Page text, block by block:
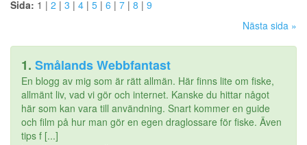
Sida: 1 | 2 | 3 | 4 | 5 | 6 | 7 | 8 | 9
Nästa sida »
1. Smålands Webbfantast
En blogg av mig som är rätt allmän. Här finns lite om fiske,
allmänt liv, vad vi gör och internet. Kanske du hittar något
här som kan vara till användning. Snart kommer en guide
och film på hur man gör en egen draglossare för fiske. Även
tips f [...]